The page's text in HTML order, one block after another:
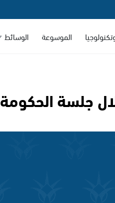
الموسوعة الوسائط
جلسة الحكومة